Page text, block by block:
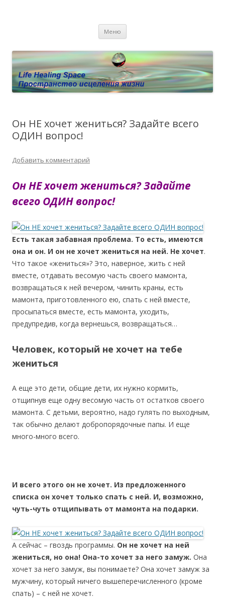
Личный сайт Елены Барымовой
исцелении воспоминанием и ренкарнационике. Услуги.
Меню
Он НЕ хочет жениться? Задайте всего
ОДИН вопрос!
Добавить комментарий
Он НЕ хочет жениться? Задайте
всего ОДИН вопрос!
Есть такая забавная проблема. То есть, имеются
она и он. И он не хочет жениться на ней. Не хочет.
Что такое «жениться»? Это, наверное, жить с ней
вместе, отдавать весомую часть своего мамонта,
возвращаться к ней вечером, чинить краны, есть
мамонта, приготовленного ею, спать с ней вместе,
просыпаться вместе, есть мамонта, уходить,
предупредив, когда вернешься, возвращаться…
Человек, который не хочет на тебе
жениться
А еще это дети, общие дети, их нужно кормить,
отщипнув еще одну весомую часть от остатков своего
мамонта. С детьми, вероятно, надо гулять по выходным,
так обычно делают добропорядочные папы. И еще
много-много всего.
И всего этого он не хочет. Из предложенного
списка он хочет только спать с ней. И, возможно,
чуть-чуть отщипывать от мамонта на подарки.
А сейчас – гвоздь программы. Он не хочет на ней
жениться, но она! Она-то хочет за него замуж. Она
хочет за него замуж, вы понимаете? Она хочет замуж за
мужчину, который ничего вышеперечисленного (кроме
спать) – с ней не хочет.